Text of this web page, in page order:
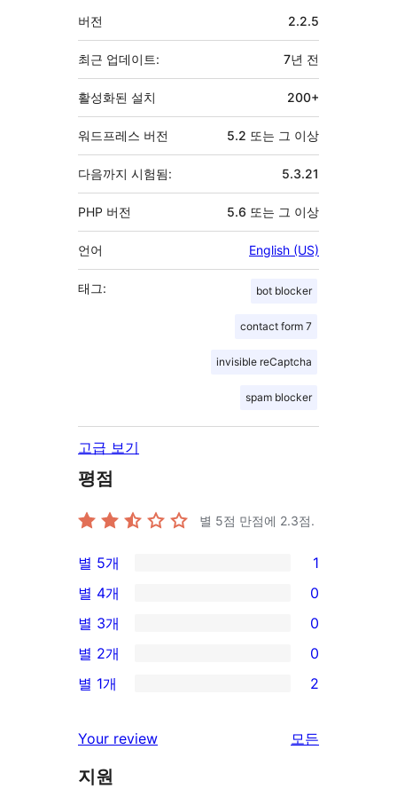
기
초
버전 2.2.5
최근 업데이트: 7년 전
활성화된 설치 200+
워드프레스 버전 5.2 또는 그 이상
다음까지 시험됨: 5.3.21
PHP 버전 5.6 또는 그 이상
언어 English (US)
태그: bot blocker
contact form 7
invisible reCaptcha
spam blocker
고급 보기
평점
별 5점 만점에 2.3점.
1/5-
별
점
후
기
별 5개 1
0/4-
별
점
후
별 4개 0
0/3-
별
점
기
별 3개 0
0/2-
별
후
기
별 2개 0
2/1-
점
후
별 1개 2
Your review
모든
지원